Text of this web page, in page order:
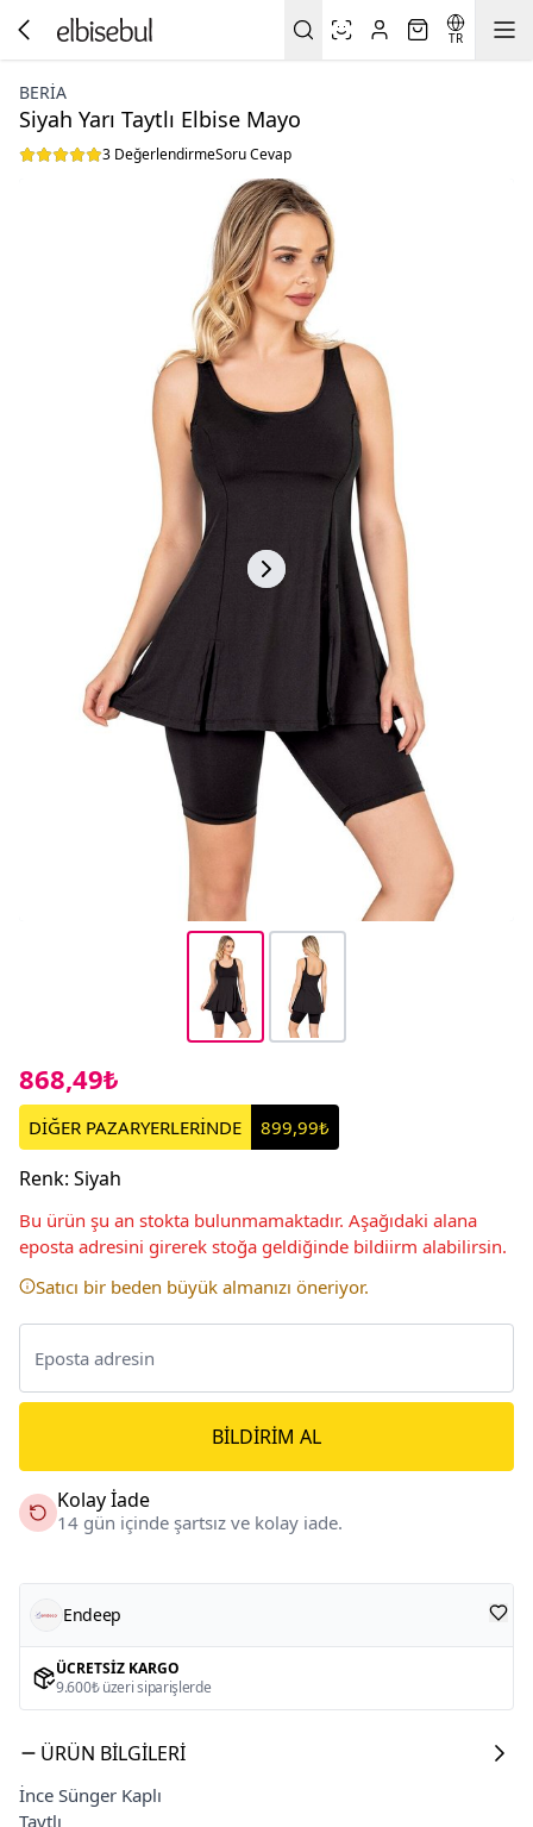
TR
BERIA
Siyah Yarı Taytlı Elbise Mayo
3 DeğerlendirmeSoru Cevap
868,49₺
DİĞER PAZARYERLERİNDE 899,99₺
Renk: Siyah
Bu ürün şu an stokta bulunmamaktadır. Aşağıdaki alana
eposta adresini girerek stoğa geldiğinde bildiirm alabilirsin.
Satıcı bir beden büyük almanızı öneriyor.
BILDIRIM AL
Kolay İade
14 gün içinde şartsız ve kolay iade.
Endeep
ÜCRETSIZ KARGO
9.600₺ üzeri siparişlerde
ÜRÜN BILGILERI
İnce Sünger Kaplı
Taytlı